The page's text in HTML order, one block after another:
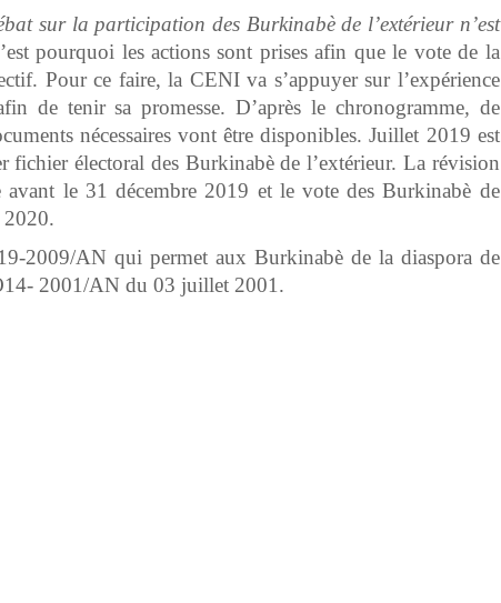
sur la participation des Burkinabè de l’extérieur n’est
pourquoi les actions sont prises afin que le vote de la
Pour ce faire, la CENI va s’appuyer sur l’expérience
de tenir sa promesse. D’après le chronogramme, de
nécessaires vont être disponibles. Juillet 2019 est
électoral des Burkinabè de l’extérieur. La révision
avant le 31 décembre 2019 et le vote des Burkinabè de
2020.
2009/AN qui permet aux Burkinabè de la diaspora de
2001/AN du 03 juillet 2001.